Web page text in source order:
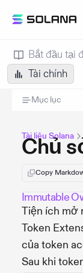
Bắt đầu tại
Tài chính
Mục lục
Tài liệu Solana
Chủ
Copy
Immutable
Tiện ích mở
Token
của token
Sau khi